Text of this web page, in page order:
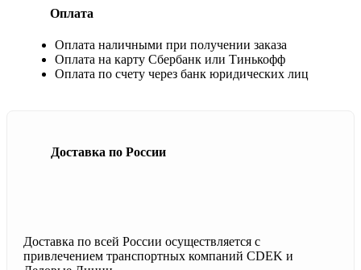
Оплата
Оплата наличными при получении заказа
Оплата на карту Сбербанк или Тинькофф
Оплата по счету через банк юридических лиц
Доставка по России
Доставка по всей России осуществляется с
привлечением транспортных компаний CDEK и